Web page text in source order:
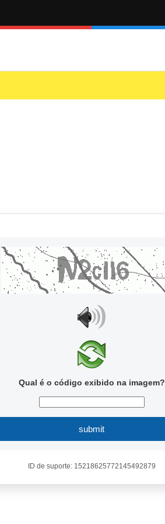
Qual é o código exibido na imagem?
submit
ID de suporte: 15218625772145492879